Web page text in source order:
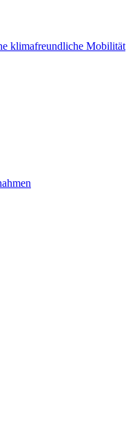
klimafreundliche Mobilität